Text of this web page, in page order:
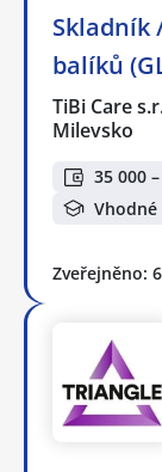
Skladník
balíků
TiBi Care
Milevsko
35 000
Zveřejněno: